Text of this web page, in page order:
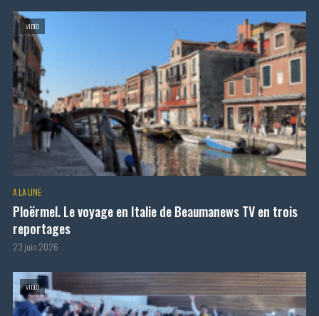
VIDÉO
A LA UNE
Ploërmel. Le voyage en Italie de Beaumanews TV en trois
reportages
23 juin 2026
VIDÉO